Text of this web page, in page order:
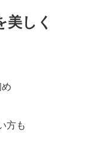
美しく
方も